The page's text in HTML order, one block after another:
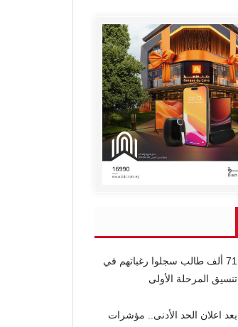
71 ألف طالب سجلوا رغباتهم في
تنسيق المرحلة الأولى
بعد اعلان الحد الأدنى.. مؤشرات